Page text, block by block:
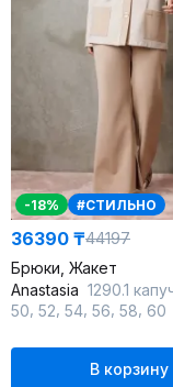
-18% #СТИЛЬНО
36390 ₸44197
Брюки, Жакет
Anastasia 1290.1
50 52 54 56 58 60
В корзину